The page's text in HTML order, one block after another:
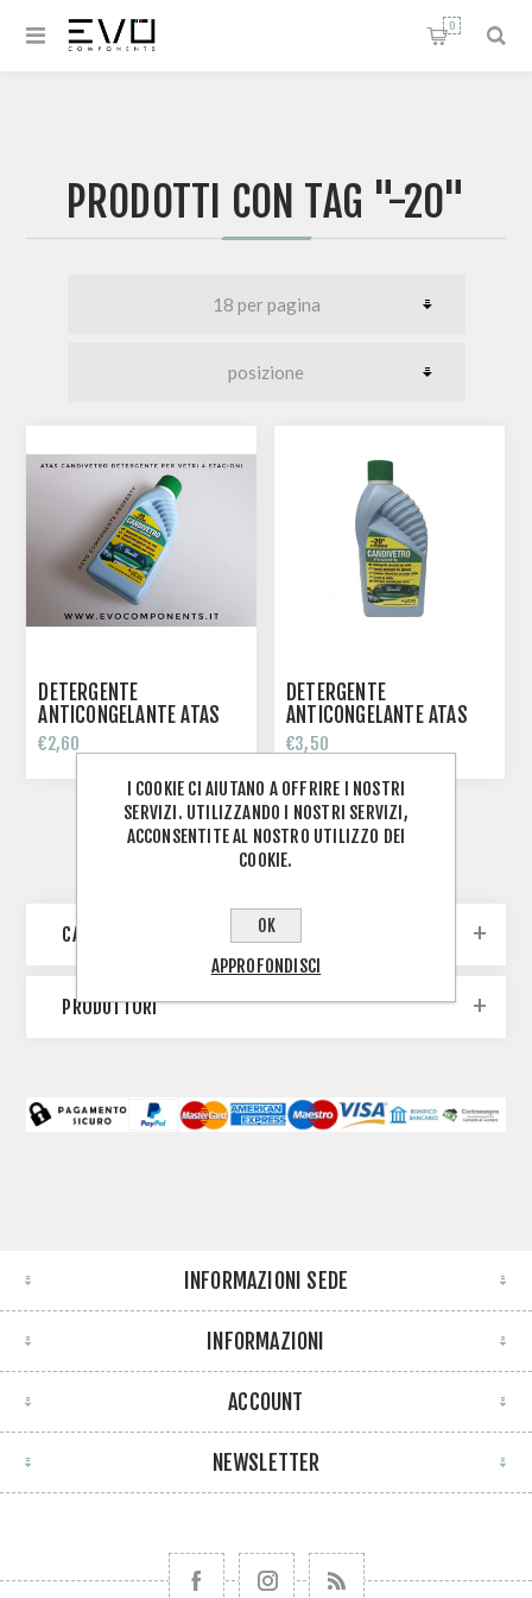
0
PRODOTTI CON TAG "-20"
DETERGENTE
ANTICONGELANTE ATAS
CANDIVETRO -20° 250ML
€2,60
DETERGENTE
ANTICONGELANTE ATAS
CANDIVETRO -20° LT.1
€3,50
CATEGORIE
PRODUTTORI
INFORMAZIONI SEDE
INFORMAZIONI
ACCOUNT
NEWSLETTER
I COOKIE CI AIUTANO A OFFRIRE I NOSTRI
SERVIZI. UTILIZZANDO I NOSTRI SERVIZI,
ACCONSENTITE AL NOSTRO UTILIZZO DEI
COOKIE.
OK
APPROFONDISCI